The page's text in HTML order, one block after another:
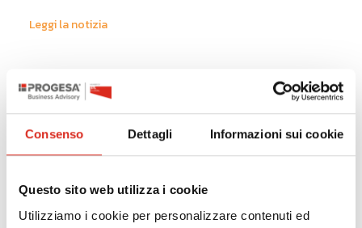
Consenso Dettagli Informazioni sui cookie
Questo sito web utilizza i cookie
Utilizziamo i cookie per personalizzare contenuti ed
Leggi la notizia
30/09/2020
Fondimpresa: Avviso n. 2/2020 - Sostegno
Conto Formazione per le micro e piccole
imprese aderenti